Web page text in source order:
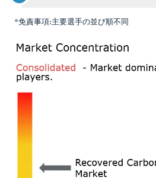
*免責事項:主要選手の並び順不同